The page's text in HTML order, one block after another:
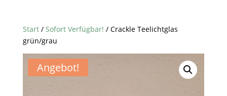
Start/ Sofort Verfügbar! / Crackle Teelichtglas
grün/grau
Angebot!